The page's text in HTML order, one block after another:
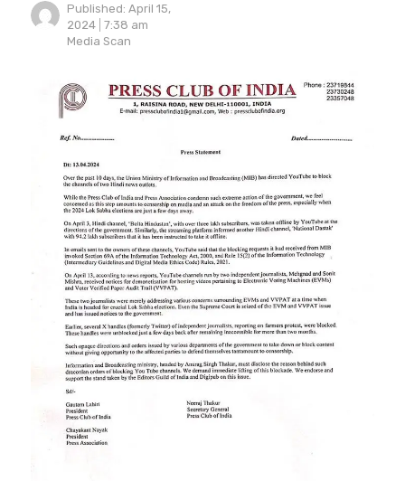
Published: April 15,
2024
7:38 am
Author
Media Scan